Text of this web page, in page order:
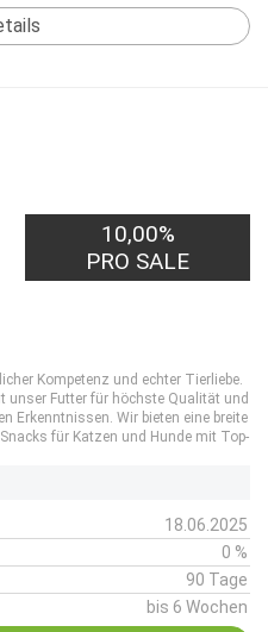
10,00%
PRO SALE
Kompetenz und echter Tierliebe.
unser Futter für höchste Qualität und
Erkenntnissen. Wir bieten eine breite
für Katzen und Hunde mit Top-
18.06.2025
0 %
90 Tage
bis 6 Wochen